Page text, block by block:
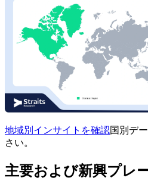
地域別インサイトを確認国別デ
さい。
主要および新興プレ